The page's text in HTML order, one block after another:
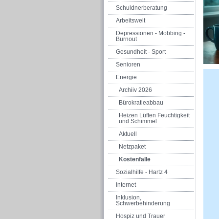
Schuldnerberatung
Arbeitswelt
Depressionen - Mobbing -
Burnout
Gesundheit - Sport
Senioren
Energie
Archiiv 2026
Bürokratieabbau
Heizen Lüften Feuchtigkeit
und Schimmel
Aktuell
Netzpaket
Kostenfalle
Sozialhilfe - Hartz 4
Internet
Inklusion,
Schwerbehinderung
Hospiz und Trauer